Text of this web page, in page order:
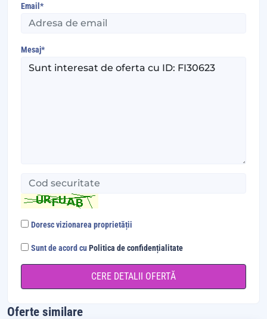
Email*
Mesaj*
Doresc vizionarea proprietății
Sunt de acord cuPolitica de confidențialitate
Oferte similare